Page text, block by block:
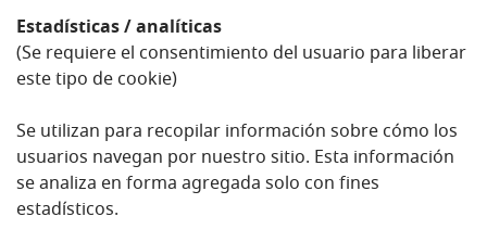
Estadísticas / analíticas
(Se requiere el consentimiento del usuario para liberar
este tipo de cookie)
Se utilizan para recopilar información sobre cómo los
usuarios navegan por nuestro sitio. Esta información
se analiza en forma agregada solo con fines
estadísticos.